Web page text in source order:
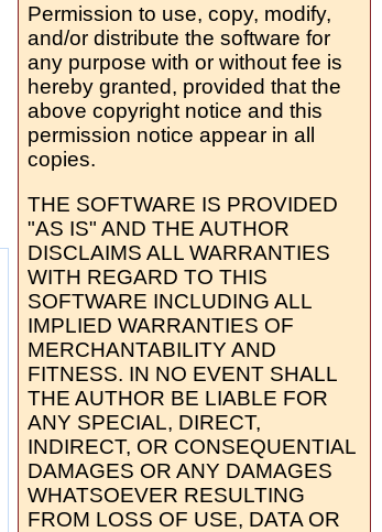
Permission to use, copy, modify,
and/or distribute the software for
any purpose with or without fee is
hereby granted, provided that the
above copyright notice and this
permission notice appear in all
copies.
THE SOFTWARE IS PROVIDED
"AS IS" AND THE AUTHOR
DISCLAIMS ALL WARRANTIES
WITH REGARD TO THIS
SOFTWARE INCLUDING ALL
IMPLIED WARRANTIES OF
MERCHANTABILITY AND
FITNESS. IN NO EVENT SHALL
THE AUTHOR BE LIABLE FOR
ANY SPECIAL, DIRECT,
INDIRECT, OR CONSEQUENTIAL
DAMAGES OR ANY DAMAGES
WHATSOEVER RESULTING
FROM LOSS OF USE, DATA OR